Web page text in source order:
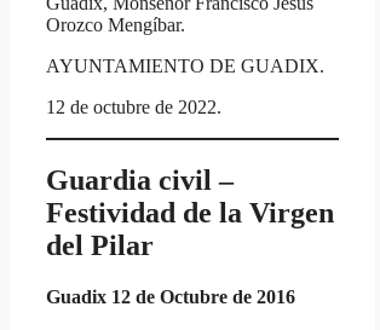
Orozco Mengíbar.
AYUNTAMIENTO DE GUADIX.
12 de octubre de 2022.
Guardia civil –
Festividad de la Virgen
del Pilar
Guadix 12 de Octubre de 2016